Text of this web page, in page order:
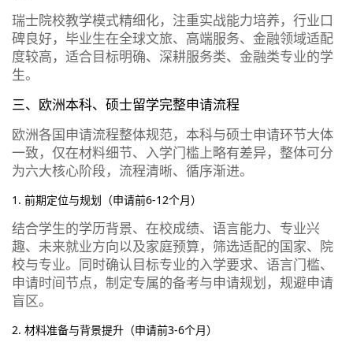
瑞士院校教学模式精细化，注重实战能力培养，行业口
碑良好，毕业生在全球文旅、高端服务、金融领域适配
度较高，适合目标明确、深耕服务类、金融类专业的学
生。
三、欧洲本科、硕士留学完整申请流程
欧洲各国申请流程整体规范，本科与硕士申请环节大体
一致，仅在材料细节、入学门槛上略有差异，整体可分
为六大核心阶段，流程清晰、循序渐进。
1. 前期定位与规划（申请前6-12个月）
结合学生的学历背景、在校成绩、语言能力、专业兴
趣、未来就业方向以及家庭预算，筛选适配的国家、院
校与专业。同时确认目标专业的入学要求、语言门槛、
申请时间节点，制定专属的备考与申请规划，规避申请
盲区。
2. 材料准备与背景提升（申请前3-6个月）